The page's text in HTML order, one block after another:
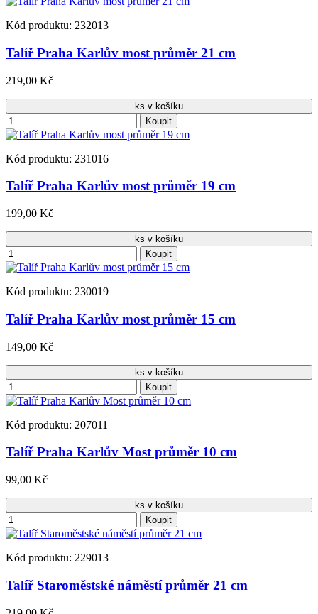
Kód produktu: 232013
Talíř Praha Karlův most průměr 21 cm
219,00 Kč
ks v košíku
Koupit
Kód produktu: 231016
Talíř Praha Karlův most průměr 19 cm
199,00 Kč
ks v košíku
Koupit
Kód produktu: 230019
Talíř Praha Karlův most průměr 15 cm
149,00 Kč
ks v košíku
Koupit
Kód produktu: 207011
Talíř Praha Karlův Most průměr 10 cm
99,00 Kč
ks v košíku
Koupit
Kód produktu: 229013
Talíř Staroměstské náměstí průměr 21 cm